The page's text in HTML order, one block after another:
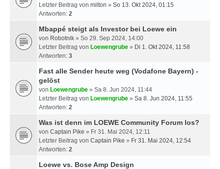
Letzter Beitrag von milton » So 13. Okt 2024, 01:15
Antworten: 2
Mbappé steigt als Investor bei Loewe ein
von Robotnik » So 29. Sep 2024, 14:00
Letzter Beitrag von Loewengrube » Di 1. Okt 2024, 11:58
Antworten: 3
Fast alle Sender heute weg (Vodafone Bayern) -
gelöst
von Loewengrube » Sa 8. Jun 2024, 11:44
Letzter Beitrag von Loewengrube » Sa 8. Jun 2024, 11:55
Antworten: 2
Was ist denn im LOEWE Community Forum los?
von Captain Pike » Fr 31. Mai 2024, 12:11
Letzter Beitrag von Captain Pike » Fr 31. Mai 2024, 12:54
Antworten: 2
Loewe vs. Bose Amp Design